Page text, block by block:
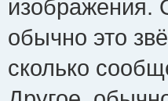
изображения.
обычно это
сколько